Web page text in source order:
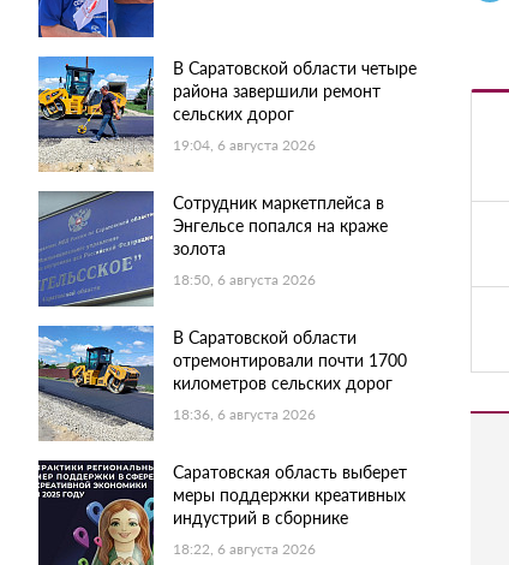
В Саратовской области четыре
района завершили ремонт
сельских дорог
19:04, 6 августа 2026
Сотрудник маркетплейса в
Энгельсе попался на краже
золота
18:50, 6 августа 2026
В Саратовской области
отремонтировали почти 1700
километров сельских дорог
18:36, 6 августа 2026
Саратовская область выберет
меры поддержки креативных
индустрий в сборнике
18:22, 6 августа 2026